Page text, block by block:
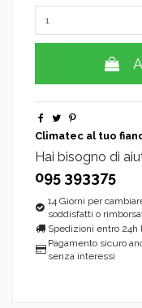
Climatec al tuo
Hai bisogno di
095 393375
14 Giorni per
soddisfatti o
Spedizioni entro 24h
Pagamento sicuro
senza interessi